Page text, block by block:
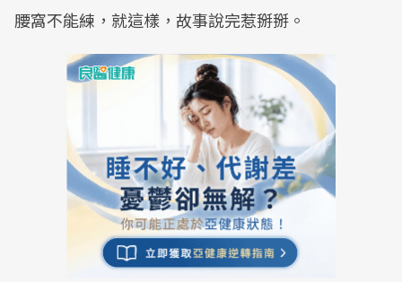
腰窩不能練，就這樣，故事說完惹掰掰。